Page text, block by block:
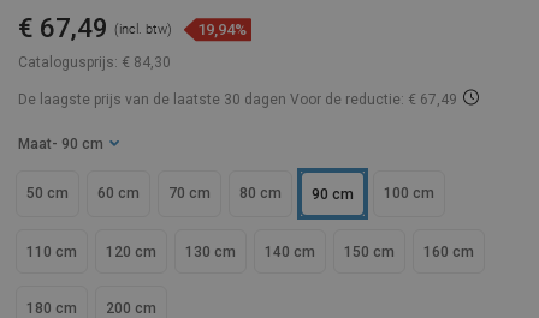
Catalogusprijs: € 84,30
€ 67,49 (incl. btw) 19,94%
De laagste prijs van de laatste 30 dagen Voor de reductie: € 67,49
Maat - 90 cm
50 cm 60 cm 70 cm 80 cm 90 cm 100 cm
110 cm 120 cm 130 cm 140 cm 150 cm 160 cm
180 cm 200 cm